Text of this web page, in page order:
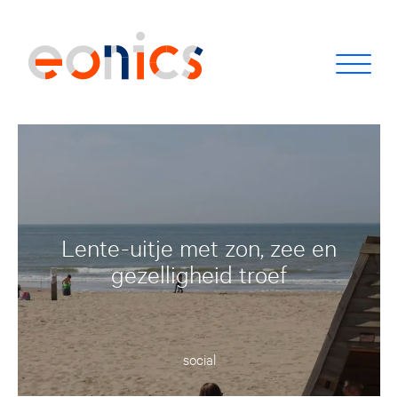
Lente-uitje met zon, zee en
gezelligheid troef
social